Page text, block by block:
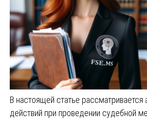
В настоящей статье рассматривается
действий при проведении судебной